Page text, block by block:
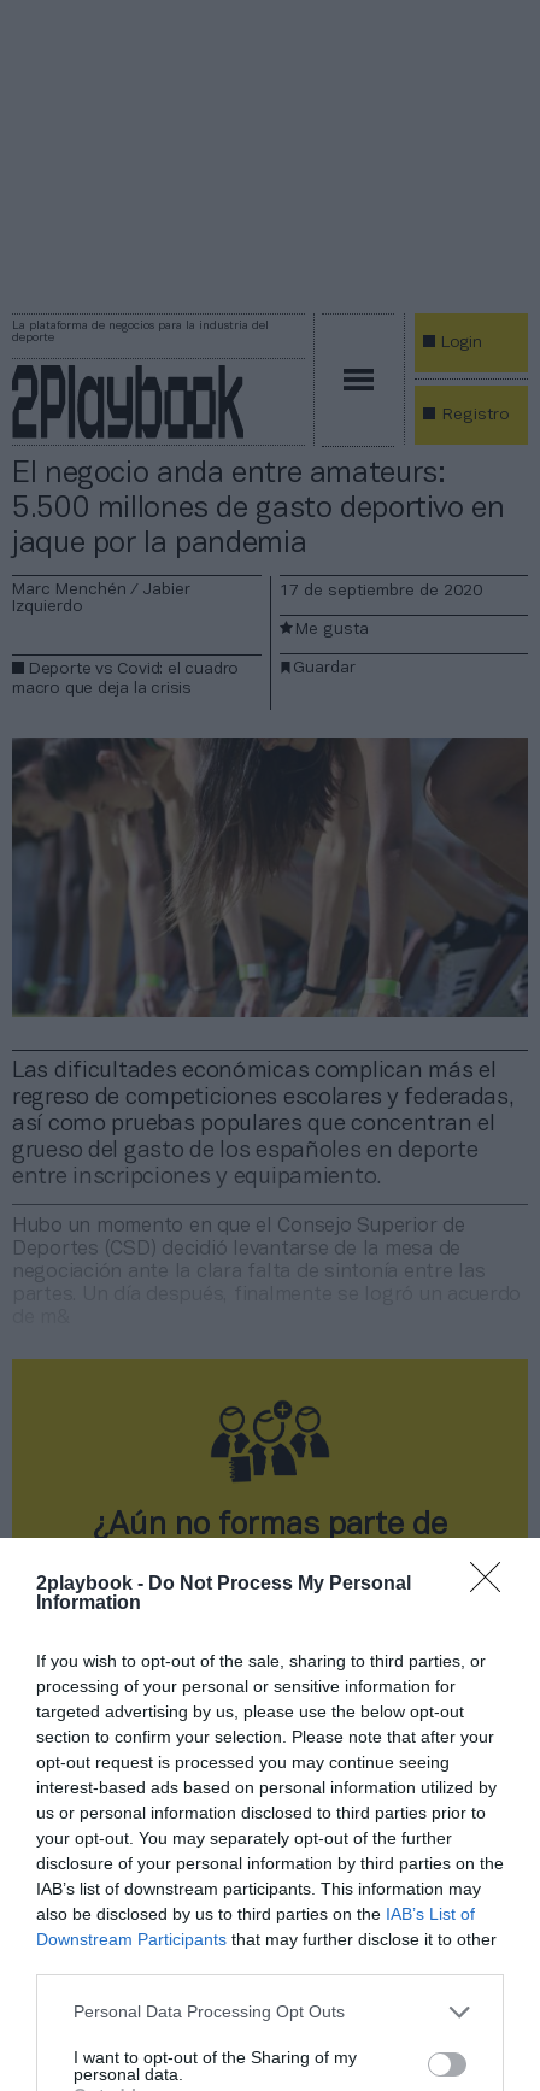
2playbook - Do Not Process My Personal
Information
If you wish to opt-out of the sale, sharing to third parties, or
processing of your personal or sensitive information for
targeted advertising by us, please use the below opt-out
section to confirm your selection. Please note that after your
opt-out request is processed you may continue seeing
interest-based ads based on personal information utilized by
us or personal information disclosed to third parties prior to
your opt-out. You may separately opt-out of the further
disclosure of your personal information by third parties on the
IAB’s list of downstream participants. This information may
also be disclosed by us to third parties on the IAB’s List of
Downstream Participants that may further disclose it to other
Personal Data Processing Opt Outs
I want to opt-out of the Sharing of my
personal data.
La plataforma de negocios para la industria del
deporte
Login
Registro
El negocio anda entre amateurs:
5.500 millones de gasto deportivo en
jaque por la pandemia
Las dificultades económicas complican más el
regreso de competiciones escolares y federadas,
así como pruebas populares que concentran el
grueso del gasto de los españoles en deporte
entre inscripciones y equipamiento.
Marc Menchén / Jabier
Izquierdo
Deporte vs Covid: el cuadro
macro que deja la crisis
17 de septiembre de 2020
Guardar
Me gusta
Hubo un momento en que el Consejo Superior de
Deportes (CSD) decidió levantarse de la mesa de
negociación ante la clara falta de sintonía entre las
¿Aún no formas parte de
¡Hazte Socio o únete gratis como Simpatizante
¡Suscríbete! Inicia sesión
Compartir
Imprimir
Publicidad
2Playbook Club2P